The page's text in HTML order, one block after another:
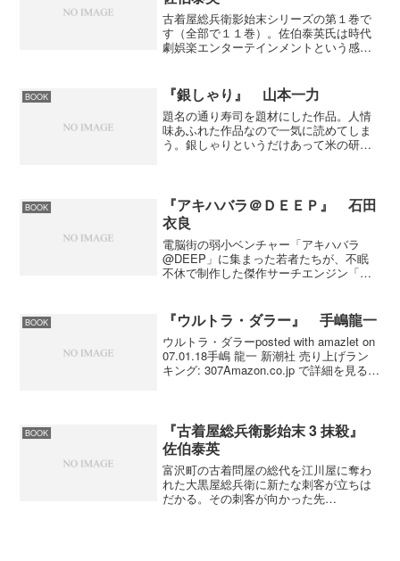
古着屋総兵衛影始末シリーズの第１巻で
す（全部で１１巻）。佐伯泰英氏は時代
劇娯楽エンターテインメントという感じ
秘密裏の役を仰せ付かった鳶沢成元の６
代目鳶沢総兵衛勝頼。表の...
BOOK 『銀しゃり』 山本一力
題名の通り寿司を題材にした作品。人情
味あふれた作品なので一気に読めてしま
う。銀しゃりというだけあって米の研ぐ
っては読みやすくていいか...
BOOK
『アキハバラ＠ＤＥＥＰ』 石田
衣良
電脳街の弱小ベンチャー「アキハバラ
@DEEP」に集まった若者たちが、不眠
不休で制作した傑作サーチエンジン「ク
ロが、裏アキハバラを揺るがす。２００
２年から別冊文藝春秋で連...
BOOK 『ウルトラ・ダラー』 手嶋龍一
ウルトラ・ダラーposted with amazlet on
07.01.18手嶋 龍一 新潮社 売り上げラン
キング: 307Amazon.co.jp で詳細を見る
BOOK
『古着屋総兵衛影始末 3 抹殺』
佐伯泰英
富沢町の古着問屋の総代を江川屋に奪わ
れた大黒屋総兵衛に新たな刺客が立ちは
だかる。その刺客が向かった先